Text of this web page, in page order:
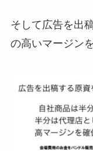
そして広告を出
の高いマージン